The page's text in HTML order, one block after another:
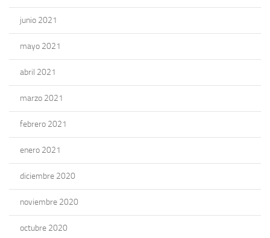
junio 2021
mayo 2021
abril 2021
marzo 2021
febrero 2021
enero 2021
diciembre 2020
noviembre 2020
octubre 2020